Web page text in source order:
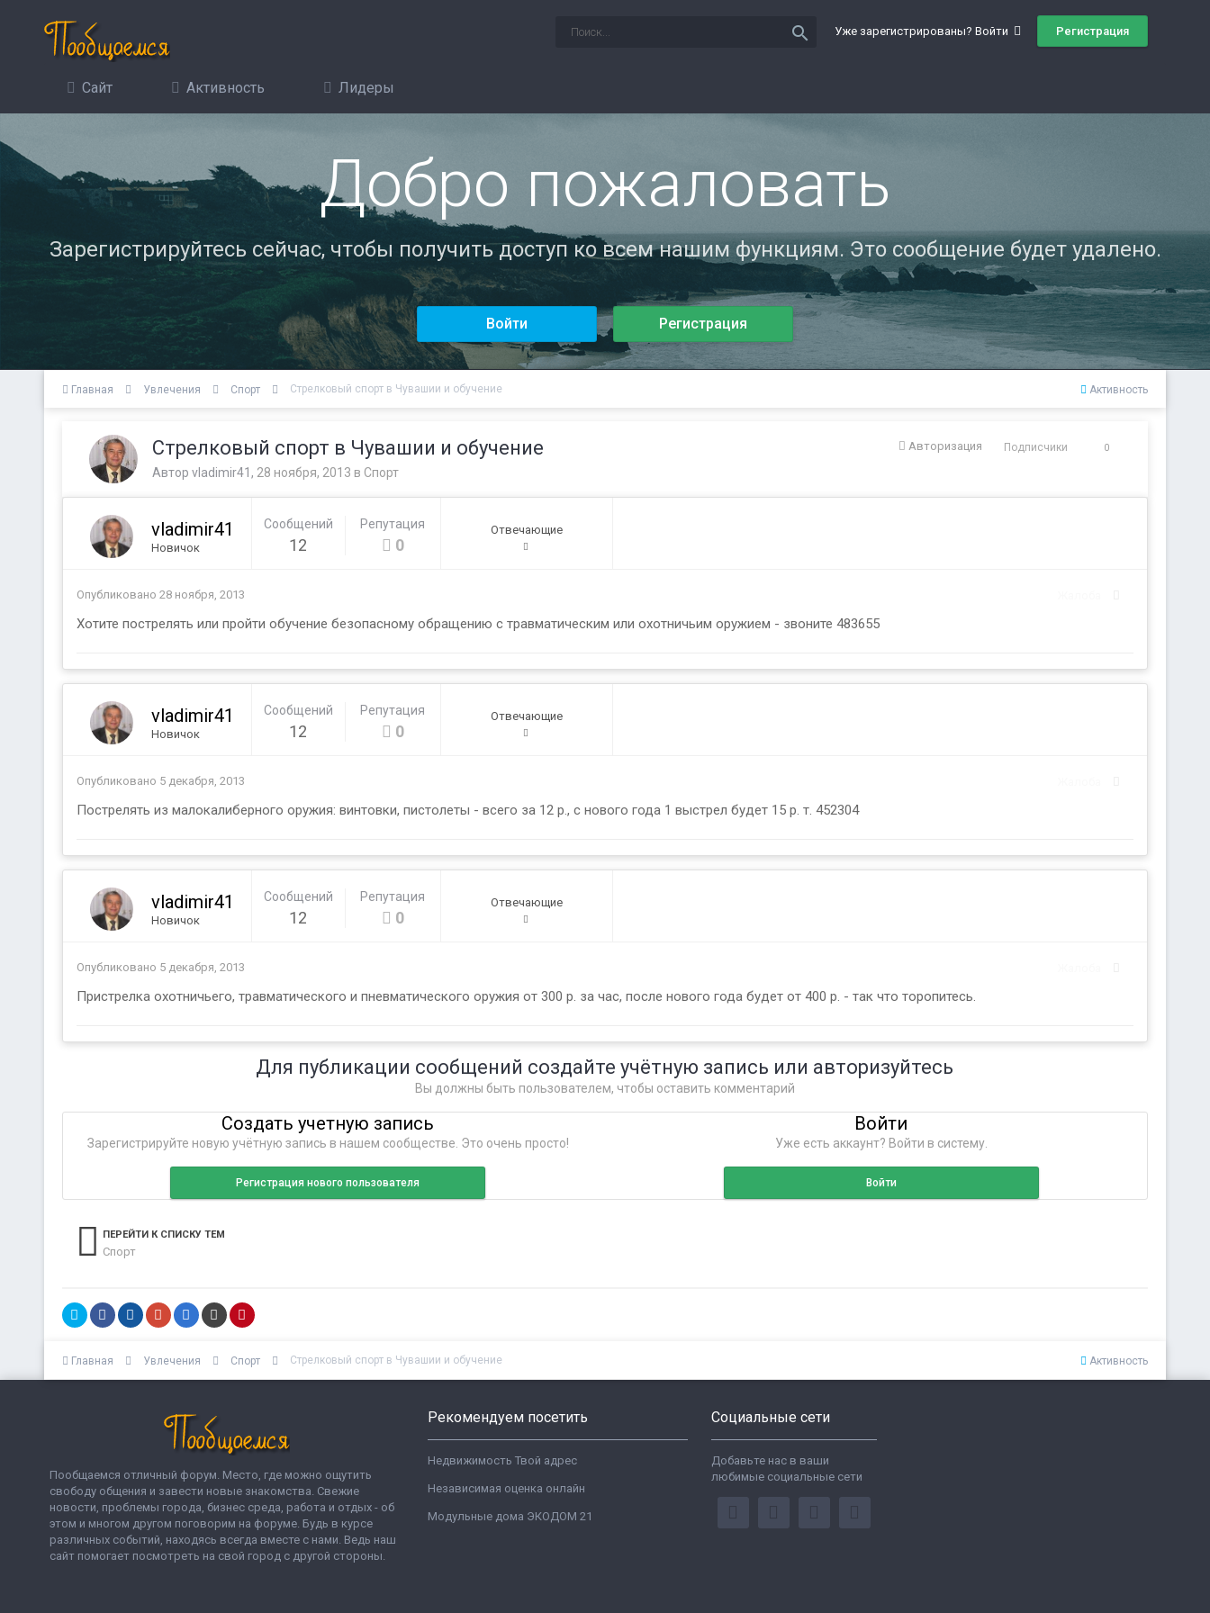
Уже зарегистрированы? Войти Регистрация
search
Сайт Активность Лидеры
Добро пожаловать
Зарегистрируйтесь сейчас, чтобы получить доступ ко всем нашим функциям. Это сообщение будет удалено.
Войти Регистрация
Активность
Главная Увлечения Спорт Стрелковый спорт в Чувашии и обучение
Авторизация Подписчики 0
Стрелковый спорт в Чувашии и обучение
Автор vladimir41 , 28 ноября, 2013 в Спорт
vladimir41
Новичок
Сообщений
12
Репутация
0
Отвечающие
Опубликовано 28 ноября, 2013
Хотите пострелять или пройти обучение безопасному обращению с травматическим или охотничьим оружием - звоните 483655
vladimir41
Новичок
Сообщений
12
Репутация
0
Отвечающие
Опубликовано 5 декабря, 2013
Пострелять из малокалиберного оружия: винтовки, пистолеты - всего за 12 р., с нового года 1 выстрел будет 15 р. т. 452304
vladimir41
Новичок
Сообщений
12
Репутация
0
Отвечающие
Опубликовано 5 декабря, 2013
Пристрелка охотничьего, травматического и пневматического оружия от 300 р. за час, после нового года будет от 400 р. - так что торопитесь.
Для публикации сообщений создайте учётную запись или авторизуйтесь
Вы должны быть пользователем, чтобы оставить комментарий
Создать учетную запись
Зарегистрируйте новую учётную запись в нашем сообществе. Это очень просто!
Регистрация нового пользователя
Войти
Уже есть аккаунт? Войти в систему.
Войти
ПЕРЕЙТИ К СПИСКУ ТЕМ
Спорт
Активность
Главная Увлечения Спорт Стрелковый спорт в Чувашии и обучение
Пообщаемся отличный форум. Место, где можно ощутить
свободу общения и завести новые знакомства. Свежие
новости, проблемы города, бизнес среда, работа и отдых - об
этом и многом другом поговорим на форуме. Будь в курсе
различных событий, находясь всегда вместе с нами. Ведь наш
сайт помогает посмотреть на свой город с другой стороны.
Рекомендуем посетить
Недвижимость Твой адрес
Независимая оценка онлайн
Модульные дома ЭКОДОМ 21
Социальные сети
Добавьте нас в ваши
любимые социальные сети